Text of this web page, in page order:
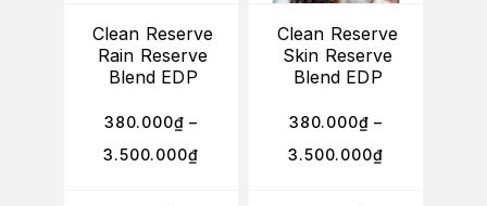
Clean Reserve
Rain Reserve
Blend EDP
380.000₫ –
3.500.000₫
Clean Reserve
Skin Reserve
Blend EDP
380.000₫ –
3.500.000₫